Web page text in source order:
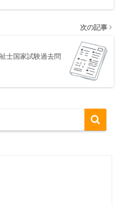
次の記事
士国家試験過去問